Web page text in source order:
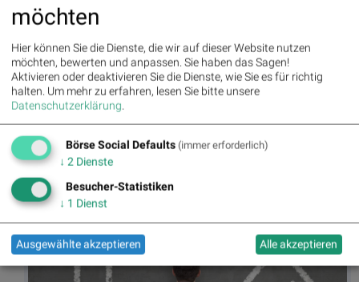
Gebäudehülle in den Bereichen Neubau und
Renovierung sowie für Infrastruktur im Wasser- und
Energiemanagement.
>> Besuchen Sie 55 weitere Partner auf
social.com/partner
möchten
Hier können Sie die Dienste, die wir auf dieser Website nutzen
möchten, bewerten und anpassen. Sie haben das Sagen!
Aktivieren oder deaktivieren Sie die Dienste, wie Sie es für richtig
halten. Um mehr zu erfahren, lesen Sie bitte unsere
Datenschutzerklärung.
Börse Social Defaults (immer erforderlich)
↓ 2 Dienste
Besucher-Statistiken
↓ 1 Dienst
Ausgewählte akzeptieren Alle akzeptieren